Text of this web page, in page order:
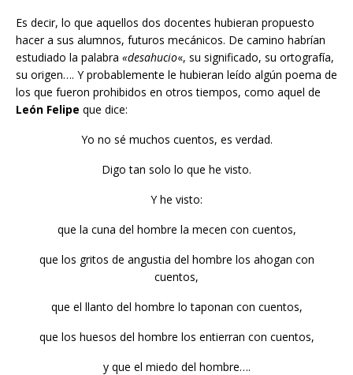
Es decir, lo que aquellos dos docentes hubieran propuesto
hacer a sus alumnos, futuros mecánicos. De camino habrían
estudiado la palabra «desahucio«, su significado, su ortografía,
su origen…. Y probablemente le hubieran leído algún poema de
los que fueron prohibidos en otros tiempos, como aquel de
León Felipe que dice:
Yo no sé muchos cuentos, es verdad.
Digo tan solo lo que he visto.
Y he visto:
que la cuna del hombre la mecen con cuentos,
que los gritos de angustia del hombre los ahogan con
cuentos,
que el llanto del hombre lo taponan con cuentos,
que los huesos del hombre los entierran con cuentos,
y que el miedo del hombre….